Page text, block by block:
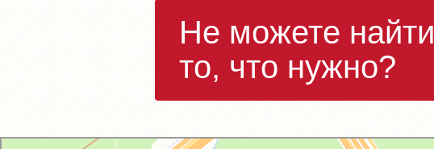
Не можете найти
то, что нужно?
GM-City&VAG-Repair